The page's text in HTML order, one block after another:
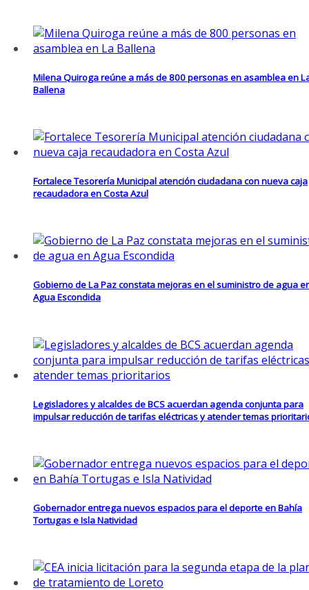
Milena Quiroga reúne a más de 800 personas en asamblea en
Ballena
Fortalece Tesorería Municipal atención ciudadana con nueva caja
recaudadora en Costa Azul
Gobierno de La Paz constata mejoras en el suministro de agua
Agua Escondida
Legisladores y alcaldes de BCS acuerdan agenda conjunta para
impulsar reducción de tarifas eléctricas y atender temas
Gobernador entrega nuevos espacios para el deporte en Bahía
Tortugas e Isla Natividad